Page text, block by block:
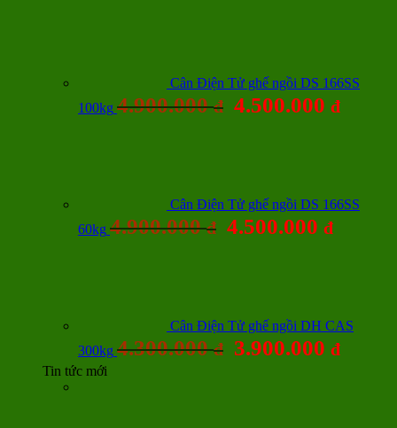
Cân Điện Tử ghế ngồi DS 166SS
100kg 4.900.000đ 4.500.000 đ
Cân Điện Tử ghế ngồi DS 166SS
60kg 4.900.000đ 4.500.000 đ
Cân Điện Tử ghế ngồi DH CAS
300kg 4.300.000đ 3.900.000 đ
Tin tức mới